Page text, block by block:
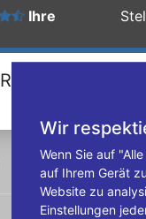
Wir
Wenn Sie auf
auf Ihrem Gerät
Website zu
Einstellungen
Reifen
Ihre